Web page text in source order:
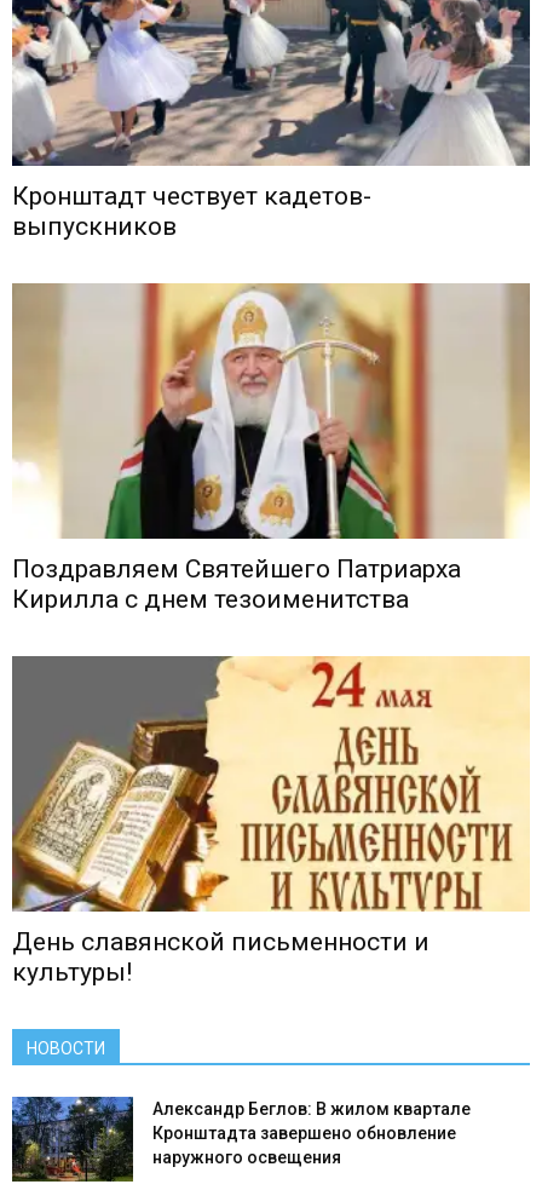
Кронштадт чествует кадетов-
выпускников
Поздравляем Святейшего Патриарха
Кирилла с днем тезоименитства
День славянской письменности и
культуры!
НОВОСТИ
Александр Беглов: В жилом квартале
Кронштадта завершено обновление
наружного освещения